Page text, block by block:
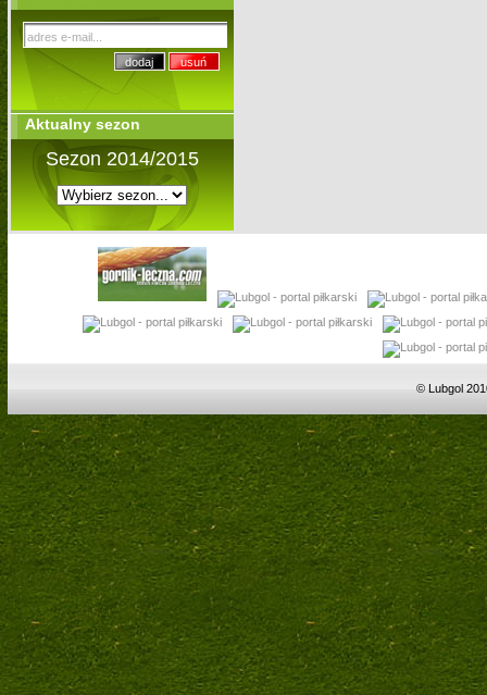
Aktualny sezon
Sezon 2014/2015
© Lubgol